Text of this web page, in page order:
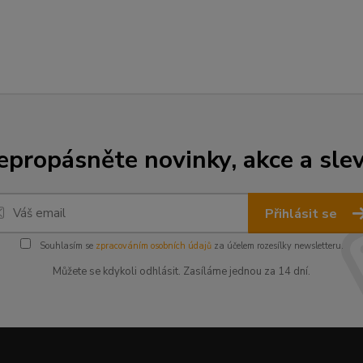
novinky, akce a
Přihlásit se
Souhlasím se zpracováním osobních údajůza účelem rozesílky newsletteru.
Můžete se kdykoli odhlásit. Zasíláme jednou za 14 dní.